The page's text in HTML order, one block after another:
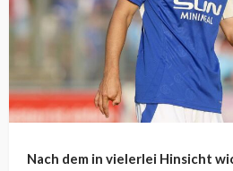
Nach dem in vielerlei Hinsicht